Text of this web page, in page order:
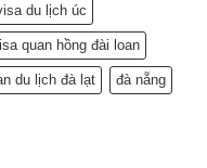
du lịch úc
quan hồng đài loan
du lịch đà lạt đà nẵng